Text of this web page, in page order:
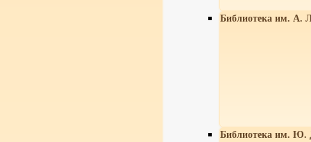
Библиотека им. А.
Библиотека им. Ю.